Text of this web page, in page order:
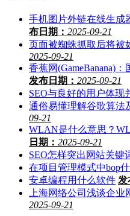
手机图片外链在线生成
布日期： 2025-09-21
页面被蜘蛛抓取后将被
2025-09-21
香蕉网(GameBanana)
发布日期： 2025-09-21
SEO与良好的用户体现
通俗易懂理解谷歌算法
09-21
WLAN是什么意思？
日期： 2025-09-21
SEO怎样突出网站关键
在项目管理模式中bop
安卓编程用什么软件 发
上海网络公司浅谈企业
2025-09-21